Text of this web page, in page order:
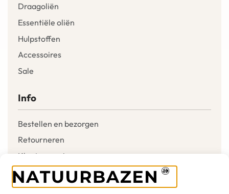
Draagoliën
Essentiële oliën
Hulpstoffen
Accessoires
Sale
Info
Bestellen en bezorgen
Retourneren
Klantenservice
Mijn account
Verlanglijst